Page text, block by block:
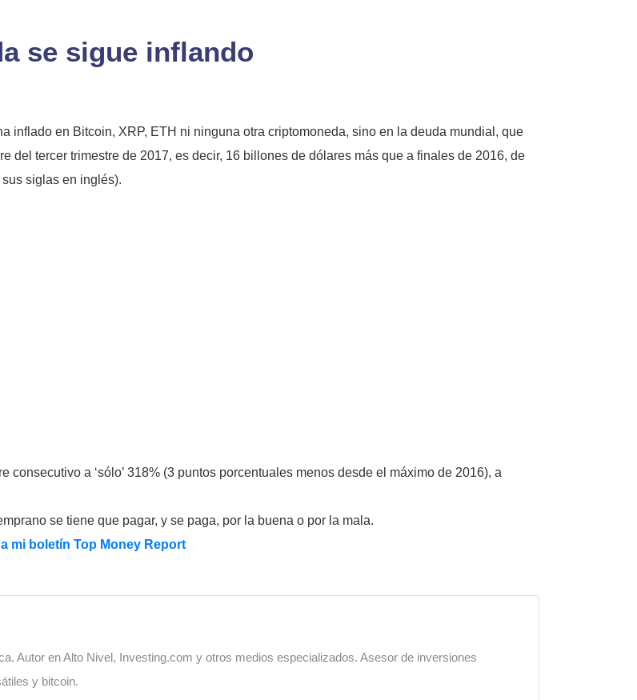
se sigue inflando
inflado en Bitcoin, XRP, ETH ni ninguna otra criptomoneda, sino en la deuda mundial, que
del tercer trimestre de 2017, es decir, 16 billones de dólares más que a finales de 2016, de
siglas en inglés).
a ‘sólo’ 318% (3 puntos porcentuales menos desde el máximo de 2016), a
se tiene que pagar, y se paga, por la buena o por la mala.
mi boletín Top Money Report
Autor en Alto Nivel, Investing.com y otros medios especializados. Asesor de inversiones
y bitcoin.